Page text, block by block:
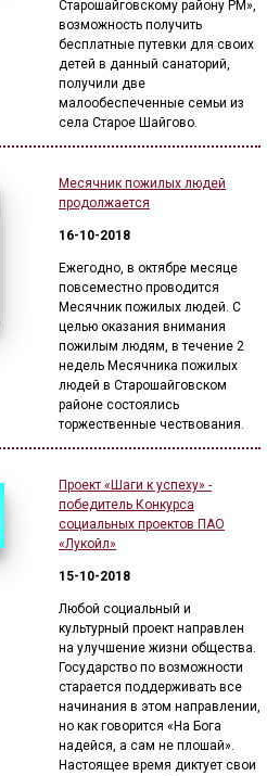
Старошайговскому району РМ»,
возможность получить
бесплатные путевки для своих
детей в данный санаторий,
получили две
малообеспеченные семьи из
села Старое Шайгово.
Месячник пожилых людей
продолжается
16-10-2018
Ежегодно, в октябре месяце
повсеместно проводится
Месячник пожилых людей. С
целью оказания внимания
пожилым людям, в течение 2
недель Месячника пожилых
людей в Старошайговском
районе состоялись
торжественные чествования.
Проект «Шаги к успеху» -
победитель Конкурса
социальных проектов ПАО
«Лукойл»
15-10-2018
Любой социальный и
культурный проект направлен
на улучшение жизни общества.
Государство по возможности
старается поддерживать все
начинания в этом направлении,
но как говорится «На Бога
надейся, а сам не плошай».
Настоящее время диктует свои